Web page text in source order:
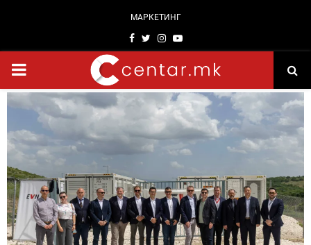
МАРКЕТИНГ
Facebook
TwitterInstagram
Youtube
PRIMARY
MENU